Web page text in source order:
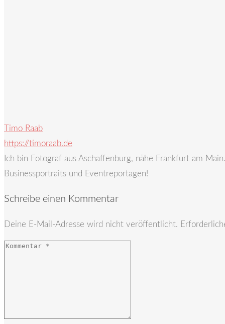
Timo Raab
https://timoraab.de
Ich bin Fotograf aus Aschaffenburg, nähe Frankfurt am
Businessportraits und Eventreportagen!
Schreibe einen Kommentar
Deine E-Mail-Adresse wird nicht veröffentlicht.